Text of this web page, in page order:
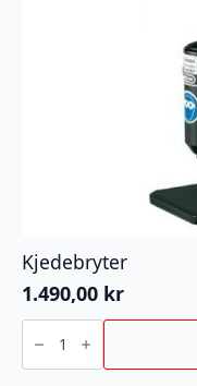
Kjedebryter
1.490,00 kr
Kjedebryter
antall